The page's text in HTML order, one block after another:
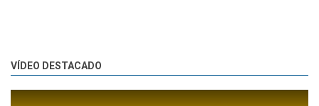
VÍDEO DESTACADO